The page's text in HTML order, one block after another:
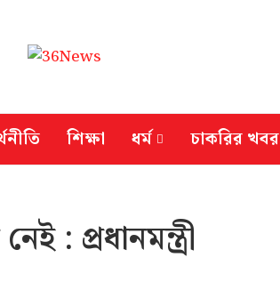
শিক্ষা ধর্ম চাকরির খবর
: প্রধানমন্ত্রী